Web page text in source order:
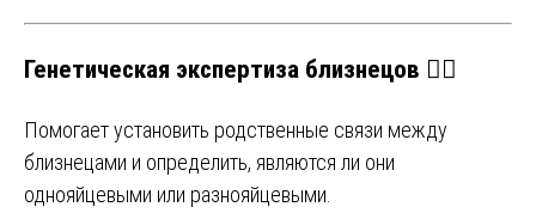
Генетическая экспертиза близнецов 👯‍♂️
Помогает установить родственные связи между
близнецами и определить, являются ли они
однояйцевыми или разнояйцевыми.